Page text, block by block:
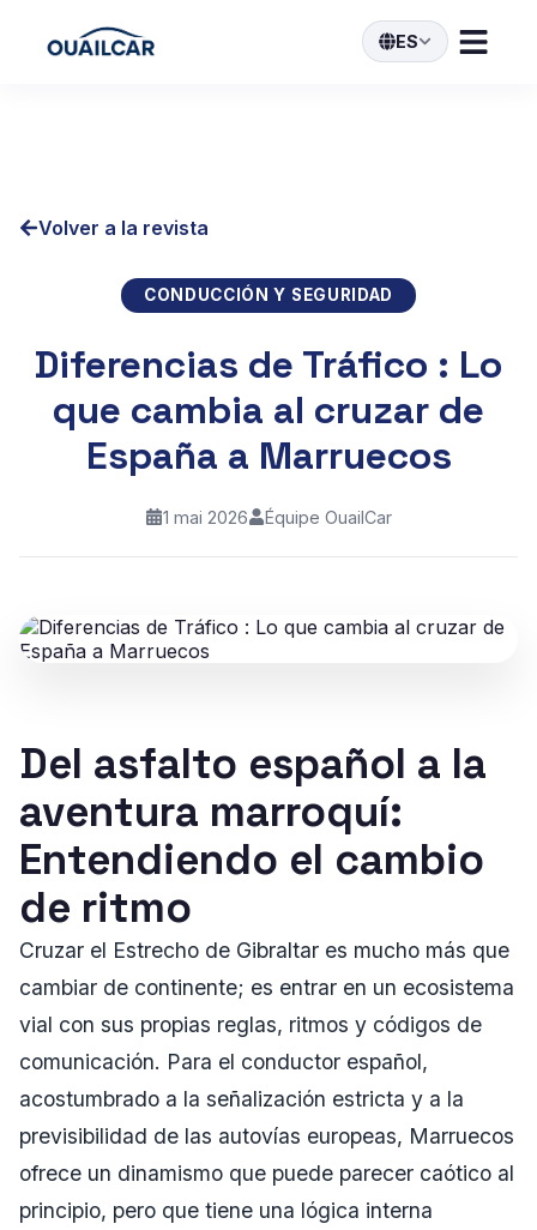
ES
Volver a la revista
CONDUCCIÓN Y SEGURIDAD
Diferencias de Tráfico : Lo
que cambia al cruzar de
España a Marruecos
1 mai 2026 Équipe OuailCar
Del asfalto español a la
aventura marroquí:
Entendiendo el cambio
de ritmo
Cruzar el Estrecho de Gibraltar es mucho más que
cambiar de continente; es entrar en un ecosistema
vial con sus propias reglas, ritmos y códigos de
comunicación. Para el conductor español,
acostumbrado a la señalización estricta y a la
previsibilidad de las autovías europeas, Marruecos
ofrece un dinamismo que puede parecer caótico al
principio, pero que tiene una lógica interna